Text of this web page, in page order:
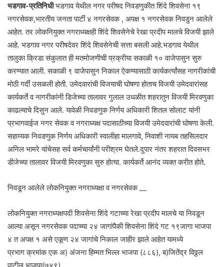
भडगाव-प्रतिनिधीभडगाव येथील नगर परीषद निवडणुकीत शिंदे शिवसेना १९
नगरसेवक,भारतीय जनता पार्टी ४ नगरसेवक , अपक्ष १ नगरसेवक निवडुन आलेले
आहेत. तर लोकनियुक्त नगराध्यक्षही शिंदे शिवसेनेचे रेखा प्रदीप मालचे विजयी झाले
आहे. भडगाव नगर परीषदेवर शिंदे शिवसेनेची सत्ता बसली आहे.भडगाव येथील
तालुका क्रिडा संकुलात ही मतमोजणीची प्रक्रीया सकाळी १० वाजेपासुन सुरु
करण्यात आली. सकाळी ९ वाजेपासुन निकाल ऐकण्यासाठी कार्यकर्त्यांसह नागरीकांची
मोठी गर्दी उसळली होती. उमेदवारांची विजयाची घोषणा होताच विजयी उमेदवारांसह
कार्यकर्ते व नागरीकांनी डिजेच्या तालावर गुलाल उधळीत शहरातुन विजयी मिरवणुका
काढल्याचे दिसुन आले. यावेळी निवडणुक निर्णय अधिकारी शितल सोलाट यांनी
प्रभागवाईज नगर सेवक व नगराध्यक्ष पदासाठीच्या विजयी उमेदवारांची घोषणा केली.
सहाय्यक निवडणुक निर्णय अधिकारी स्वालीहा मालगावे, निवाशी नायब तहसिलदार
अनिल भामरे यांचेसह सर्व कर्मचार्यांनी परीश्रम घेतले.दुपार नंतर शहरात दिवसभर
डीजेच्या तालावर विजयी मिरवणुका सुरु होत्या. कार्यकर्ते आनंद व्यक्त करीत होते.
निवडून आलेले लोकनियुक्त नगराध्यक्षा व नगरसेवक __
लोकनियुक्त नगराध्यक्षपदी शिवसेना शिंदे गटाच्या रेखा प्रदीप मालचे या निवडून
आल्या असून नगरसेवक पदाच्या २४ जागांपैकी शिवसेना शिंदे गट १९जागा भाजपा
४ त अपक्ष १ असे एकूण २४ जागांचे निकाल जाहीर झाले आहेत यामध्ये
प्रभाग क्रमांक एक अ) अंजना हिम्मत भिल्ल भाजपा (८८६), ब)जितेंद्र विठ्ठल